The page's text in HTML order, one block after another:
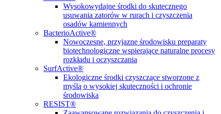
Wysokowydajne środki do skutecznego
usuwania zatorów w rurach i czyszczenia
osadów kamiennych
BacterioActive®
Nowoczesne, przyjazne środowisku preparaty
biotechnologiczne wspierające naturalne procesy
rozkładu i oczyszczania
SurfActive®
Ekologiczne środki czyszczące stworzone z
myślą o wysokiej skuteczności i ochronie
środowiska
RESIST®